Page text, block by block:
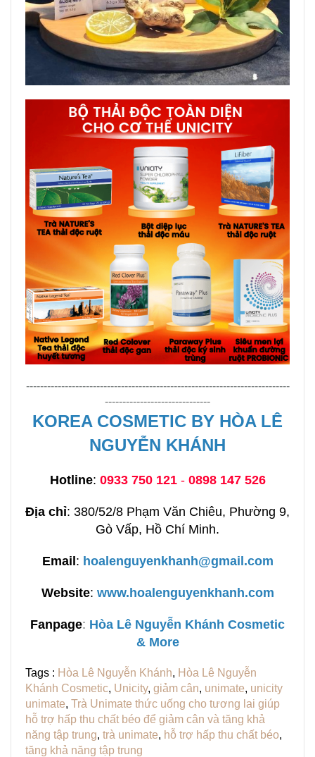
---------------------------------------------------------------------------
------------------------------
KOREA COSMETIC BY HÒA LÊ
NGUYỄN KHÁNH
Hotline: 0933 750 121- 0898 147 526
Địa chỉ: 380/52/8 Phạm Văn Chiêu, Phường 9,
Gò Vấp, Hồ Chí Minh.
Email: hoalenguyenkhanh@gmail.com
Website: www.hoalenguyenkhanh.com
Fanpage: Hòa Lê Nguyễn Khánh Cosmetic
& More
Tags : Hòa Lê Nguyễn Khánh, Hòa Lê Nguyễn
Khánh Cosmetic, Unicity, giảm cân, unimate, unicity
unimate, Trà Unimate thức uống cho tương lai giúp
hỗ trợ hấp thu chất béo để giảm cân và tăng khả
năng tập trung, trà unimate, hỗ trợ hấp thu chất béo,
tăng khả năng tập trung